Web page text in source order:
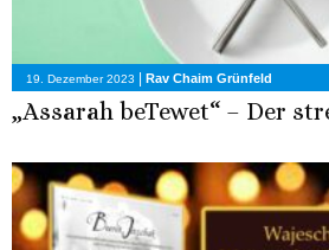
19. Dezember 2023 | Rav Chaim Grünfeld
„Assarah beTewet“ – Der